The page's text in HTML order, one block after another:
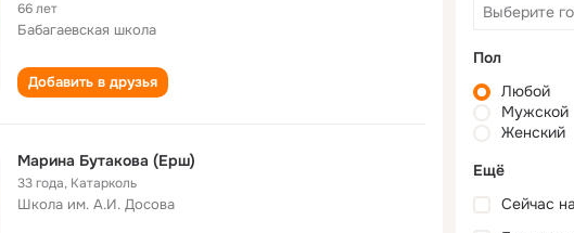
66 лет
Бабагаевская школа
Добавить в друзья
Марина Бутакова (Ерш)
33 года, Катарколь
Школа им. А.И. Досова
Пол
Любой
Мужской
Женский
Ещё
Сейчас